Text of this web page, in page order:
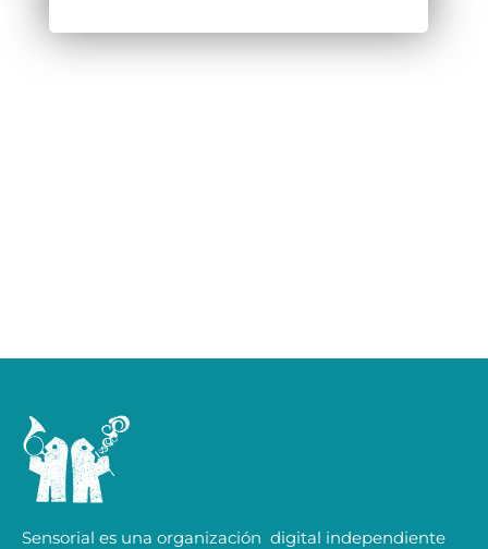
Sensorial es una organización digital independiente